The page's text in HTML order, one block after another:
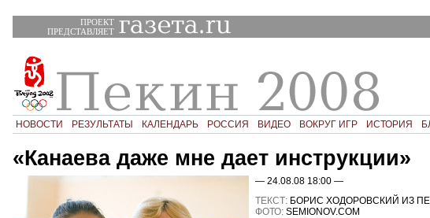
ПРОЕКТ
ПРЕДСТАВЛЯЕТ
НОВОСТИ РЕЗУЛЬТАТЫ КАЛЕНДАРЬ РОССИЯ ВИДЕО ВОКРУГ ИГР ИСТОРИЯ
«Канаева даже мне дает инструкции»
— 24.08.08 18:00 —
ТЕКСТ: БОРИС ХОДОРОВСКИЙ ИЗ
ФОТО: SEMIONOV.COM